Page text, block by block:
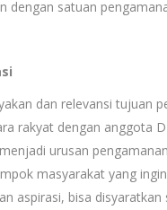
dengan satuan
dan relevansi tujuan
rakyat dengan anggota
urusan
masyarakat yang ingin
aspirasi, bisa